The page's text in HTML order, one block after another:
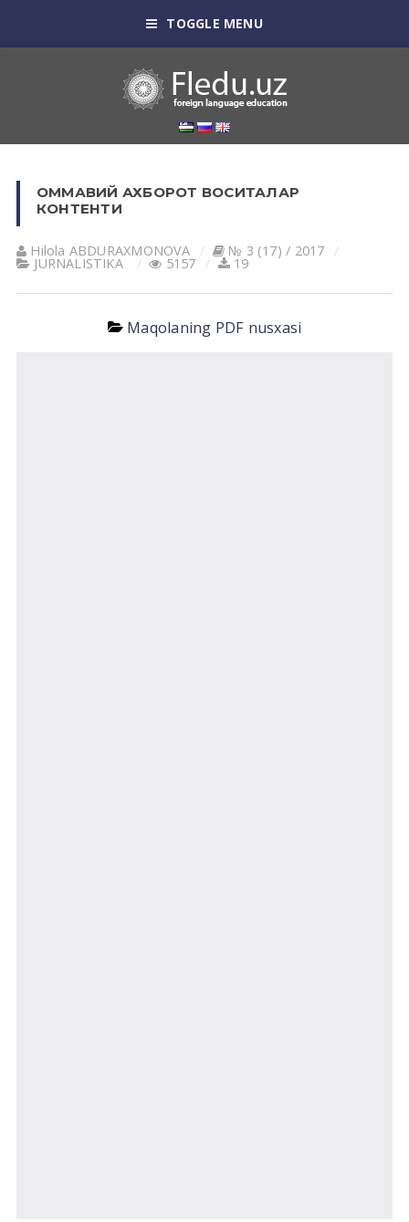
TOGGLE MENU
ОММАВИЙ АХБОРОТ ВОСИТАЛАР
КОНТЕНТИ
Hilola АBDURАXMONOVА № 3 (17) / 2017
JURNALISTIKA 5157 19
Maqolaning PDF nusxasi